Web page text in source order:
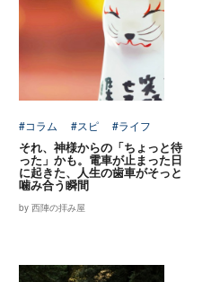
#コラム #スピ #ライフ
それ、神様からの「ちょっと待
った」かも。電車が止まった日
に起きた、人生の歯車がそっと
噛み合う瞬間
by 西陣の拝み屋